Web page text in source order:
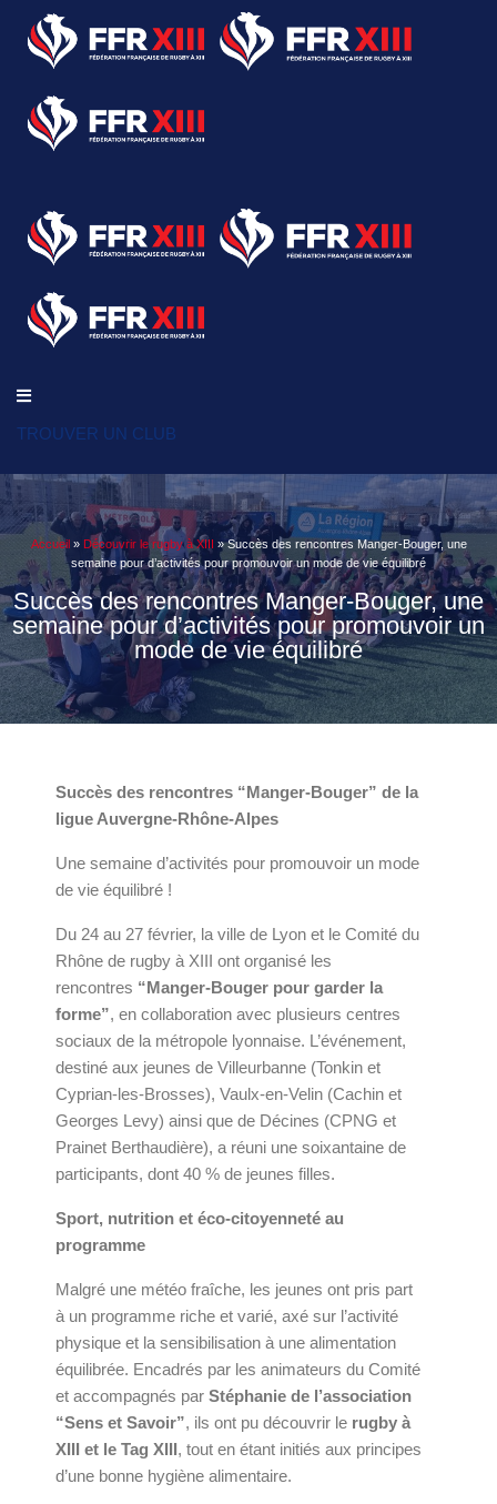
TROUVER UN CLUB
Accueil » Découvrir le rugby à XIII »Succès des rencontres Manger-Bouger, une
semaine pour d’activités pour promouvoir un mode de vie équilibré
Succès des rencontres Manger-Bouger, une
semaine pour d’activités pour promouvoir un
mode de vie équilibré
Succès des rencontres “Manger-Bouger” de la
ligue Auvergne-Rhône-Alpes
Une semaine d’activités pour promouvoir un mode
de vie équilibré !
Du 24 au 27 février, la ville de Lyon et le Comité du
Rhône de rugby à XIII ont organisé les
rencontres “Manger-Bouger pour garder la
forme”, en collaboration avec plusieurs centres
sociaux de la métropole lyonnaise. L’événement,
destiné aux jeunes de Villeurbanne (Tonkin et
Cyprian-les-Brosses), Vaulx-en-Velin (Cachin et
Georges Levy) ainsi que de Décines (CPNG et
Prainet Berthaudière), a réuni une soixantaine de
participants, dont 40 % de jeunes filles.
Sport, nutrition et éco-citoyenneté au
programme
Malgré une météo fraîche, les jeunes ont pris part
à un programme riche et varié, axé sur l’activité
physique et la sensibilisation à une alimentation
équilibrée. Encadrés par les animateurs du Comité
et accompagnés par Stéphanie de l’association
“Sens et Savoir”, ils ont pu découvrir le rugby à
XIII et le Tag XIII, tout en étant initiés aux principes
d’une bonne hygiène alimentaire.